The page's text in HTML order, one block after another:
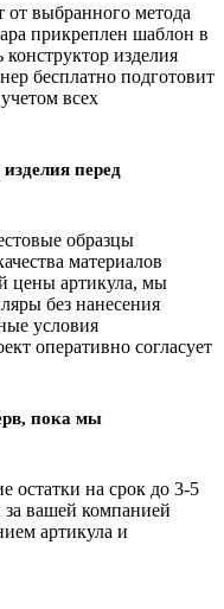
от выбранного метода
прикреплен шаблон в
изделия
бесплатно подготовит
всех
перед
образцы
материалов
цены артикула, мы
без нанесения
условия
оперативно согласует
пока мы
остатки на срок до 3-5
вашей компанией
артикула и